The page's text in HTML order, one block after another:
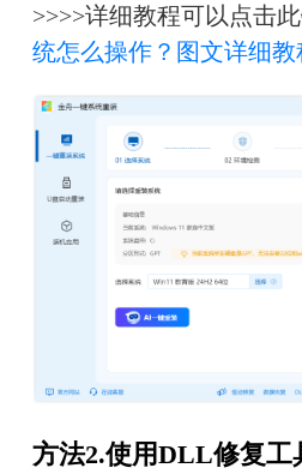
>>>>详细教程可以点击此
统怎么操作？图文详细教
方法2.使用DLL修复工